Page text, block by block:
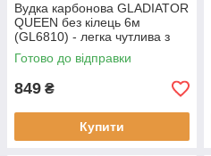
Вудка карбонова GLADIATOR
QUEEN без кілець 6м
(GL6810) - легка чутлива з
середньо-швидким строєм
для рибалок
Готово до відправки
849 ₴
Купити